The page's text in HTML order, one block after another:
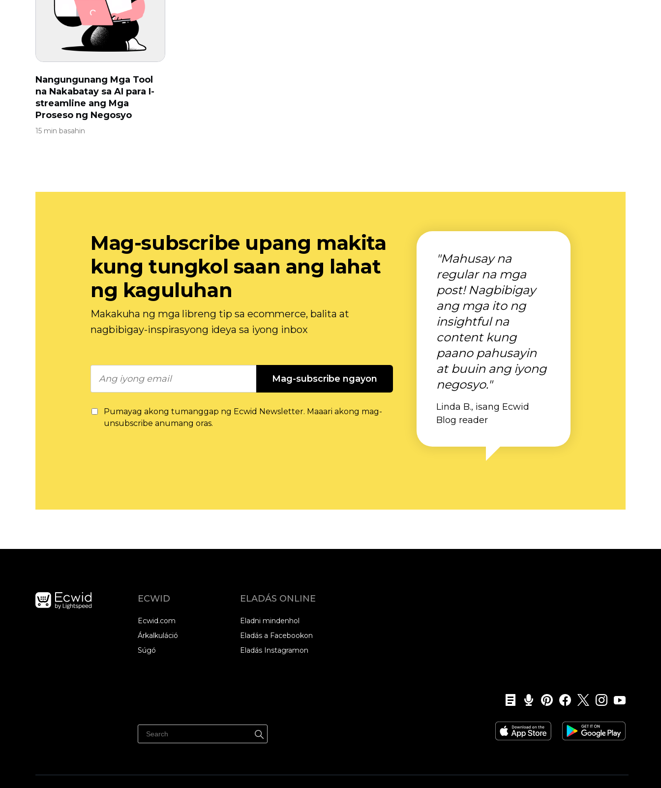
Nangungunang Mga Tool
na Nakabatay sa AI para I-
streamline ang Mga
Proseso ng Negosyo
15 min basahin
Mag-subscribe upang makita
kung tungkol saan ang lahat
ng kaguluhan
Makakuha ng mga libreng tip sa ecommerce, balita at
nagbibigay-inspirasyong ideya sa iyong inbox
Mag-subscribe ngayon
Pumayag akong tumanggap ng Ecwid Newsletter. Maaari akong mag-
unsubscribe anumang oras.
"Mahusay na
regular na mga
post! Nagbibigay
ang mga ito ng
insightful na
content kung
paano pahusayin
at buuin ang iyong
negosyo."
Linda B., isang Ecwid
Blog reader
ECWID
Ecwid.com
Árkalkuláció
Súgó
ELADÁS ONLINE
Eladni mindenhol
Eladás a Facebookon
Eladás Instagramon